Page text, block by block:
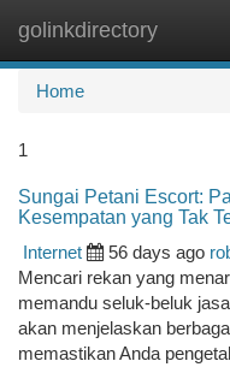
golinkdirectory
Home
1
Sungai Petani Escort:
Kesempatan yang Tak
Internet
56 days ago
Mencari rekan yang
memandu seluk-beluk
akan menjelaskan
memastikan Anda